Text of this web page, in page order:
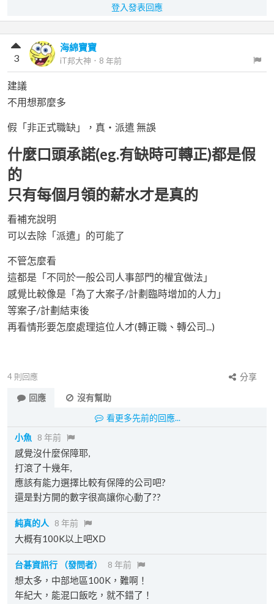
登入發表回應
海綿寶寶
iT邦大神 ． 8 年前
3
建議
不用想那麼多
假「非正式職缺」，真・派遣 無誤
什麼口頭承諾(eg.有缺時可轉正)都是假
的
只有每個月領的薪水才是真的
看補充說明
可以去除「派遣」的可能了
不管怎麼看
這都是「不同於一般公司人事部門的權宜做法」
感覺比較像是「為了大案子/計劃臨時增加的人力」
等案子/計劃結束後
再看情形要怎麼處理這位人才(轉正職、轉公司...)
4 則回應
分享
回應
沒有幫助
看更多先前的回應...
小魚
8 年前
感覺沒什麼保障耶,
打滾了十幾年,
應該有能力選擇比較有保障的公司吧?
還是對方開的數字很高讓你心動了??
純真的人 8 年前
大概有100K以上吧XD
台碁資訊行 （發問者） 8 年前
想太多，中部地區100K，難啊！
年紀大，能混口飯吃，就不錯了！